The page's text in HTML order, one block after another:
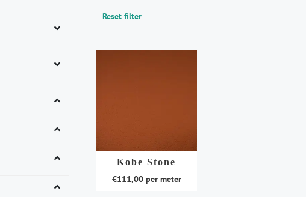
Reset filter
Kobe Stone
€111,00per meter